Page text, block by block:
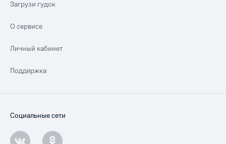
Загрузи гудок
О сервисе
Личный кабинет
Поддержка
Социальные сети